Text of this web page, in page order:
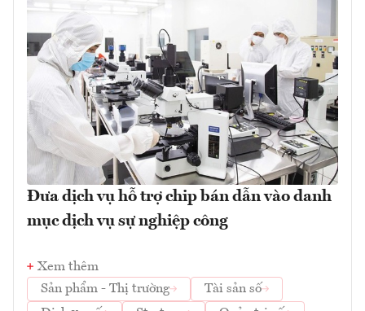
Đưa dịch vụ hỗ trợ chip bán dẫn vào danh
mục dịch vụ sự nghiệp công
Xem thêm
Sản phẩm - Thị trường
Tài sản số